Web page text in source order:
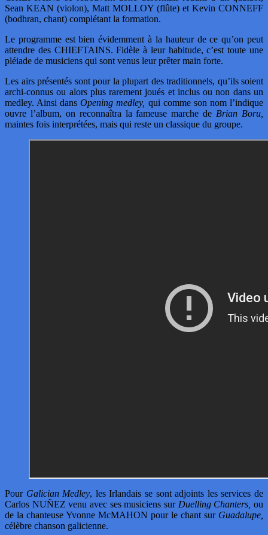
Sean KEAN (violon), Matt MOLLOY (flûte) et Kevin CONNEFF
(bodhran, chant) complétant la formation.
Le programme est bien évidemment à la hauteur de ce qu’on peut
attendre des CHIEFTAINS. Fidèle à leur habitude, c’est toute une
pléiade de musiciens qui sont venus leur prêter main forte.
Les airs présentés sont pour la plupart des traditionnels, qu’ils soient
archi-connus ou alors plus rarement joués et inclus ou non dans un
medley. Ainsi dansOpening medley, qui comme son nom l’indique
ouvre l’album, on reconnaîtra la fameuse marche de Brian Boru,
maintes fois interprétées, mais qui reste un classique du groupe.
Pour Galician Medley, les Irlandais se sont adjoints les services de
Carlos NUÑEZ venu avec ses musiciens sur Duelling Chanters, ou
de la chanteuse Yvonne McMAHON pour le chant sur Guadalupe,
célèbre chanson galicienne.